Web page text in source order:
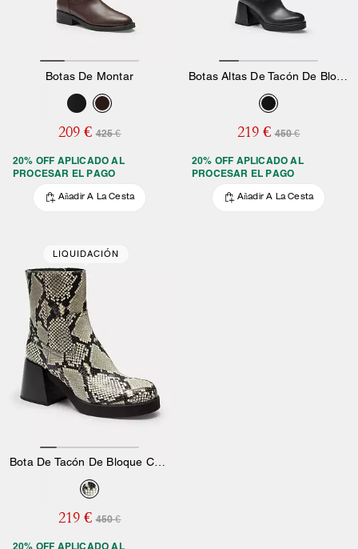
Botas De Montar
209 € 425 €
20% OFF APLICADO AL
PROCESAR EL PAGO
Añadir A La Cesta
219 € 450 €
20% OFF APLICADO AL
PROCESAR EL PAGO
Añadir A La Cesta
LIQUIDACIÓN
Bota De Tacón De Bloque Con Estampado De Serpiente
219 € 450 €
20% OFF APLICADO AL